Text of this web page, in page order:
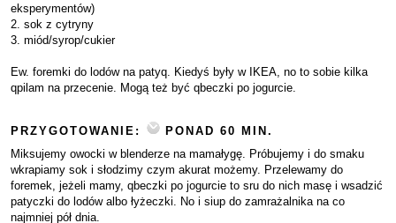
eksperymentów)
2. sok z cytryny
3. miód/syrop/cukier
Ew. foremki do lodów na patyq. Kiedyś były w IKEA, no to sobie kilka
qpilam na przecenie. Mogą też być qbeczki po jogurcie.
PRZYGOTOWANIE:
PONAD 60 MIN.
Miksujemy owocki w blenderze na mamałygę. Próbujemy i do smaku
wkrapiamy sok i słodzimy czym akurat możemy. Przelewamy do
foremek, jeżeli mamy, qbeczki po jogurcie to sru do nich masę i wsadzić
patyczki do lodów albo łyżeczki. No i siup do zamrażalnika na co
najmniej pół dnia.